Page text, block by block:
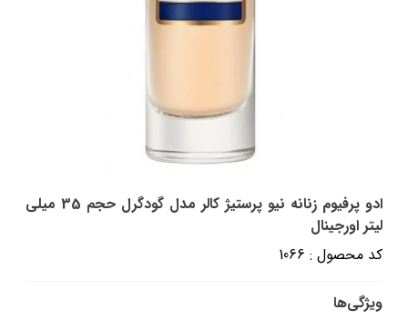
ادو پرفیوم زنانه نیو پرستیژ کالر مدل گودگرل حجم 35 میلی
لیتر اورجینال
کد محصول : 1066
ویژگی‌ها